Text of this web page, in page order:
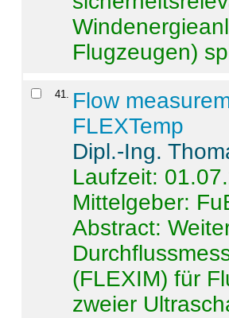
Flugzeugen)
41. Flow
FLEXTemp
Dipl.-Ing.
Laufzeit:
Mittelgeber:
Abstract:
(FLEXIM) für
zweier